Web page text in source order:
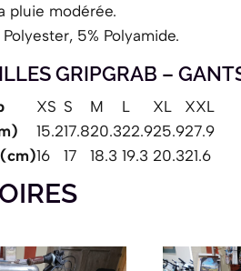
pluie modérée.
5% Polyamide.
GRIPGRAB –
XS S M L XL
XXL
15.217.820.322.925.927.9
16 17 18.3 19.3 20.321.6